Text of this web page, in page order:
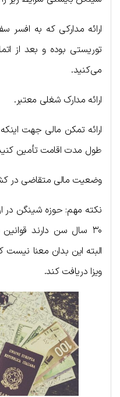
ارائه مدارکی که به افسر
توریستی بوده و بعد از
می‌کنید.
ارائه مدارک شغلی معتبر.
ارائه تمکن مالی جهت
طول مدت اقامت تأمین
وضعیت مالی متقاضی در
نکته مهم: حوزه شینگن در
۳۰ سال سن دارند
ویزا دریافت کند.